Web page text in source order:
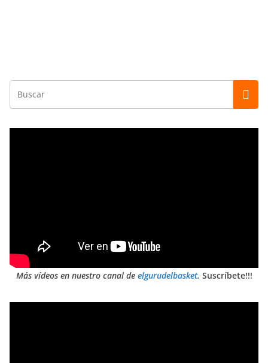
Más vídeos en nuestro canal de elgurudelbasket. Suscríbete!!!